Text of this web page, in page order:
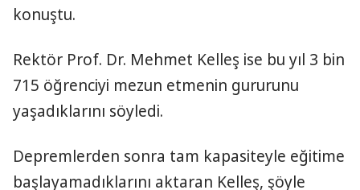
konuştu.
Rektör Prof. Dr. Mehmet Kelleş ise bu yıl 3 bin
715 öğrenciyi mezun etmenin gururunu
yaşadıklarını söyledi.
Depremlerden sonra tam kapasiteyle eğitime
başlayamadıklarını aktaran Kelleş, şöyle